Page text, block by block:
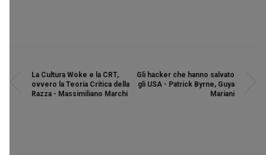
La Cultura Woke e la CRT,
ovvero la Teoria Critica della
Razza - Massimiliano Marchi
Gli hacker che hanno salvato
gli USA - Patrick Byrne, Guya
Mariani